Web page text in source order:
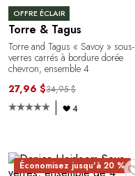
OFFRE ÉCLAIR
Torre & Tagus
Torre and Tagus « Savoy » sous-
verres carrés à bordure dorée
chevron, ensemble 4
27,96 $34,95 $
4
Économisez jusqu'à 20 %